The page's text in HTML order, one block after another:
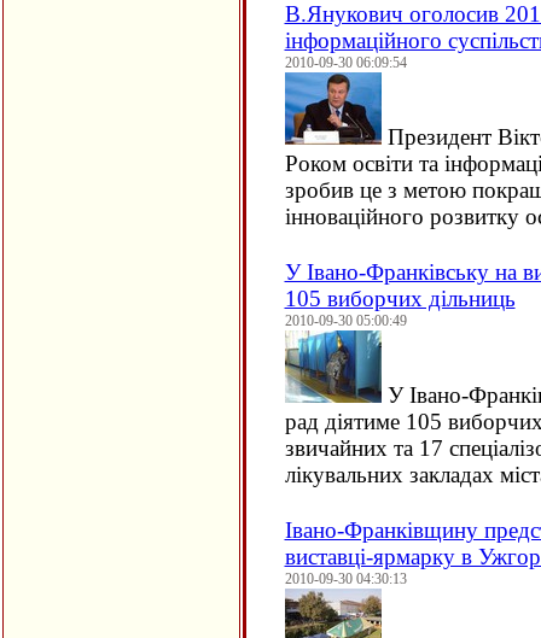
В.Янукович оголосив
інформаційного
2010-09-30 06:09:54
Президент
Роком освіти та
зробив це з метою
інноваційного розвитку
У Івано-Франківську на
105 виборчих дільниць
2010-09-30 05:00:49
У Івано-
рад діятиме 105
звичайних та 17
лікувальних закладах
Івано-Франківщину
виставці-ярмарку в
2010-09-30 04:30:13